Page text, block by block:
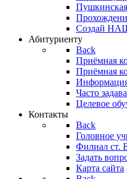
Пушкинская
Создай
Абитуриенту
Back
Приёмная
Приёмная
Часто
Целевое
Контакты
Back
Головное
Филиал ст.
Задать
Карта сайта